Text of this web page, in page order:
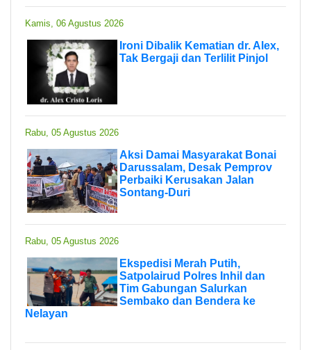
Kamis, 06 Agustus 2026
Ironi Dibalik Kematian dr. Alex,
Tak Bergaji dan Terlilit Pinjol
Rabu, 05 Agustus 2026
Aksi Damai Masyarakat Bonai
Darussalam, Desak Pemprov
Perbaiki Kerusakan Jalan
Sontang-Duri
Rabu, 05 Agustus 2026
Ekspedisi Merah Putih,
Satpolairud Polres Inhil dan
Tim Gabungan Salurkan
Sembako dan Bendera ke
Nelayan